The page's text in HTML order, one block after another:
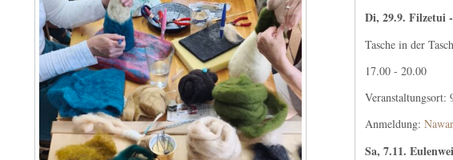
Di, 29.9. Filzetui -
Tasche in der
17.00 - 20.00
Veranstaltungsort:
Anmeldung:
Sa, 7.11.